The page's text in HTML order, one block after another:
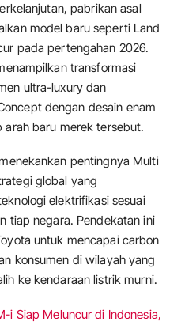
pabrikan asal
model baru seperti Land
pada pertengahan 2026.
transformasi
ultra-luxury dan
dengan desain enam
baru merek tersebut.
pentingnya Multi
global yang
elektrifikasi sesuai
tiap negara. Pendekatan ini
untuk mencapai carbon
konsumen di wilayah yang
ke kendaraan listrik murni.
i Siap Meluncur di Indonesia,